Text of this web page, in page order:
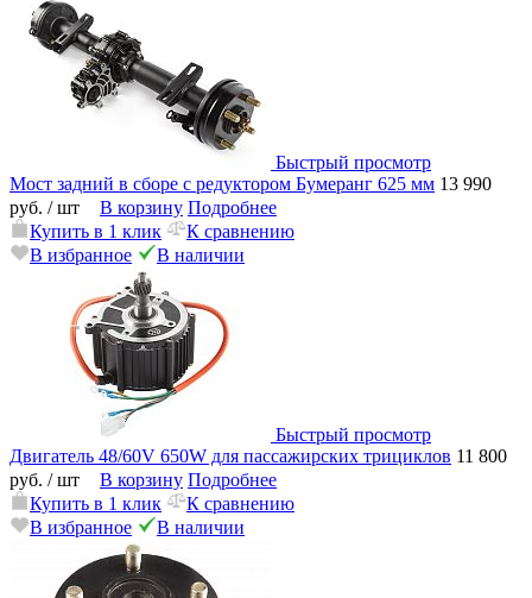
Быстрый просмотр
Мост задний в сборе с редуктором Бумеранг 625 мм 13 990
руб. / шт В корзину Подробнее
Купить в 1 клик
К сравнению
В избранное
В наличии
Быстрый просмотр
Двигатель 48/60V 650W для пассажирских трициклов 11 800
руб. / шт В корзину Подробнее
Купить в 1 клик
К сравнению
В избранное
В наличии